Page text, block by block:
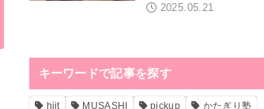
2025.05.21
キーワードで記事を探す
hiit MUSASHI pickup
かたぎり塾